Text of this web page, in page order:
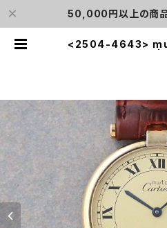
50,000円以上の商
<2504-4643>